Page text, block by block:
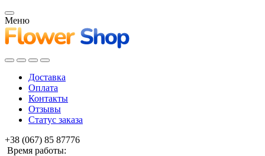
Меню
Доставка
Оплата
Контакты
Отзывы
Статус заказа
+38 (067) 85 87776
Время работы: